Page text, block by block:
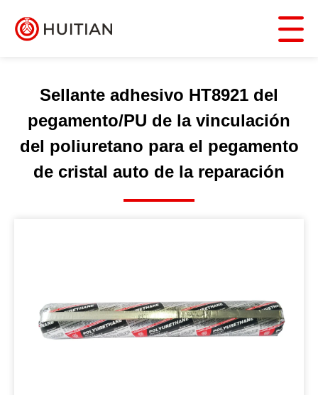
Sellante adhesivo HT8921 del
pegamento/PU de la vinculación
del poliuretano para el pegamento
de cristal auto de la reparación